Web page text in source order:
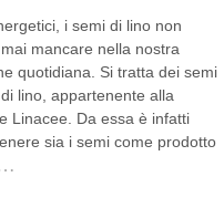
i semi di lino non
mancare nella nostra
quotidiana. Si tratta dei semi
lino, appartenente alla
Linacee. Da essa è infatti
sia i semi come prodotto